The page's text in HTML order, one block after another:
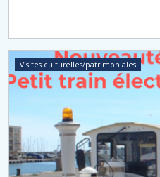
Visites culturelles/patrimoniales